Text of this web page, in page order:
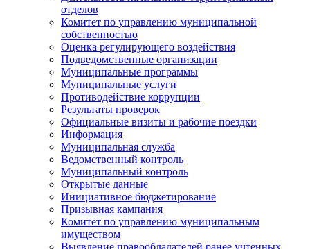
отделов
Комитет по управлению муниципальной
собственностью
Оценка регулирующего воздействия
Подведомственные организации
Муниципальные программы
Муниципальные услуги
Противодействие коррупции
Результаты проверок
Официальные визиты и рабочие поездки
Информация
Муниципальная служба
Ведомственный контроль
Муниципальный контроль
Открытые данные
Инициативное бюджетирование
Призывная кампания
Комитет по управлению муниципальным
имуществом
Выявление правообладателей ранее учтенных